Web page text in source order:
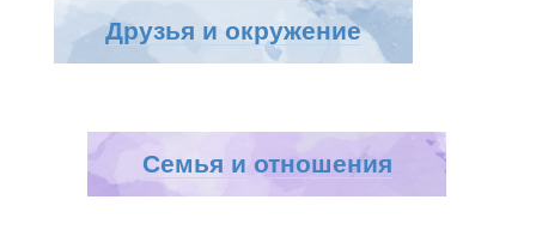
Друзья и окружение
Семья и отношения